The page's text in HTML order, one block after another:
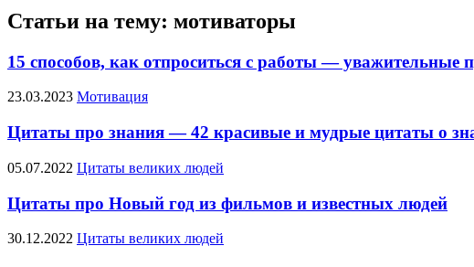
Статьи на тему: мотиваторы
15 способов, как отпроситься с работы — уважительные
23.03.2023 Мотивация
Цитаты про знания — 42 красивые и мудрые цитаты о
05.07.2022 Цитаты великих людей
Цитаты про Новый год из фильмов и известных людей
30.12.2022 Цитаты великих людей